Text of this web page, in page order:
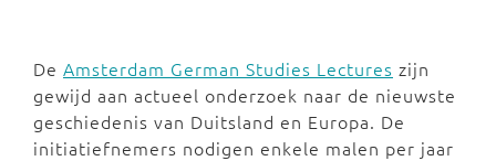
De Amsterdam German Studies Lectures zijn
gewijd aan actueel onderzoek naar de nieuwste
geschiedenis van Duitsland en Europa. De
initiatiefnemers nodigen enkele malen per jaar